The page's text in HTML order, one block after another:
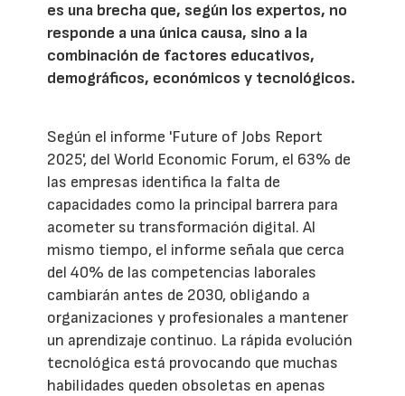
es una brecha que, según los expertos, no
responde a una única causa, sino a la
combinación de factores educativos,
demográficos, económicos y tecnológicos.
Según el informe 'Future of Jobs Report
2025', del World Economic Forum, el 63% de
las empresas identifica la falta de
capacidades como la principal barrera para
acometer su transformación digital. Al
mismo tiempo, el informe señala que cerca
del 40% de las competencias laborales
cambiarán antes de 2030, obligando a
organizaciones y profesionales a mantener
un aprendizaje continuo. La rápida evolución
tecnológica está provocando que muchas
habilidades queden obsoletas en apenas